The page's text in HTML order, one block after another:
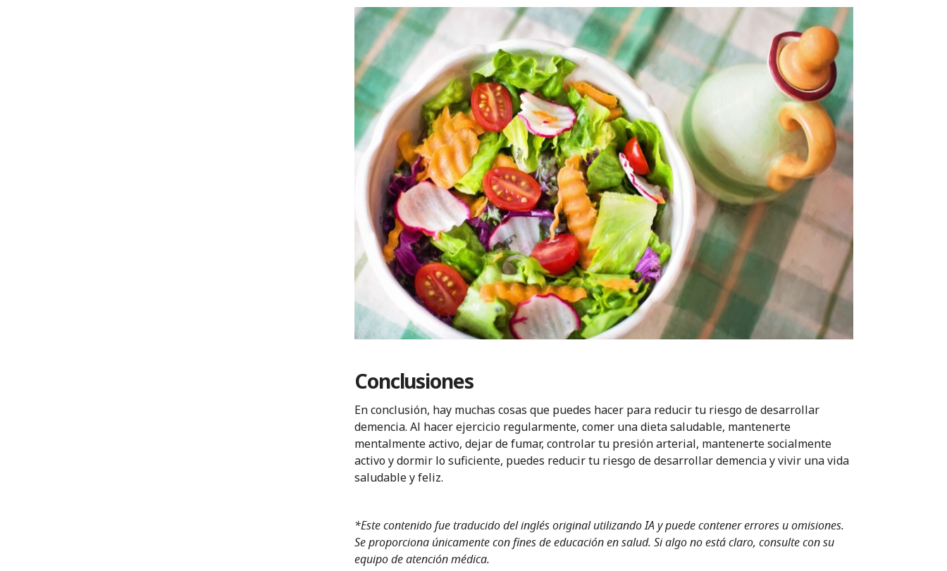
Conclusiones
En conclusión, hay muchas cosas que puedes hacer para reducir tu riesgo de desarrollar
demencia. Al hacer ejercicio regularmente, comer una dieta saludable, mantenerte
mentalmente activo, dejar de fumar, controlar tu presión arterial, mantenerte socialmente
activo y dormir lo suficiente, puedes reducir tu riesgo de desarrollar demencia y vivir una vida
saludable y feliz.
*Este contenido fue traducido del inglés original utilizando IA y puede contener errores u omisiones.
Se proporciona únicamente con fines de educación en salud. Si algo no está claro, consulte con su
equipo de atención médica.